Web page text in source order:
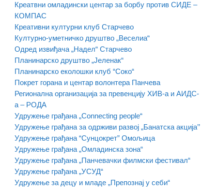
Креатвни омладински центар за борбу против СИДЕ –
КОМПАС
Креативни културни клуб Старчево
Културно-уметничко друштво „Веселиа“
Одред извиђача „Надел“ Старчево
Планинарско друштво „Јеленак“
Планинарско еколошки клуб “Соко“
Покрет горана и центар волонтера Панчева
Регионална организација за превенцију ХИВ-а и АИДС-
а – РОДА
Удружење грађана „Connecting people“
Удружење грађана за одрживи развој „Банатска акција’’
Удружење грађана “Сунцокрет” Омољица
Удружење грађана „Омладинска зона“
Удружење грађана „Панчевачки филмски фестивал“
Удружење грађана „УСУД“
Удружење за децу и младе „Препознај у себи“